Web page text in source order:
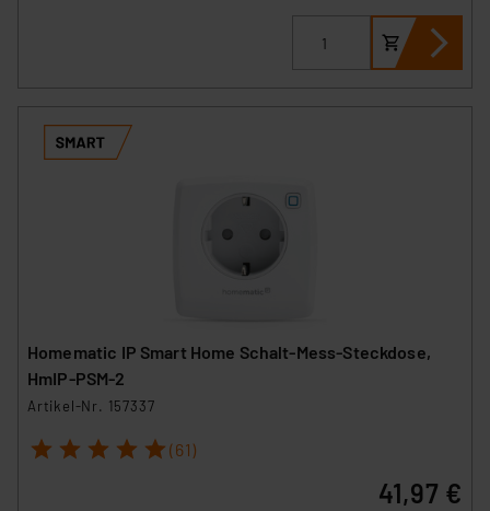
Homematic IP Smart Home Schalt-Mess-Steckdose,
HmIP-PSM-2
Artikel-Nr. 157337
1 2 3 4 5 (61)
41,97 €